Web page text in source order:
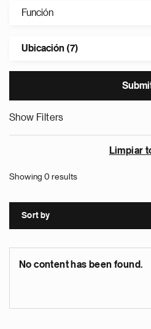
Función
Ubicación (7)
Show Filters
Limpiar
Showing 0 results
Sort by
No content has been found.